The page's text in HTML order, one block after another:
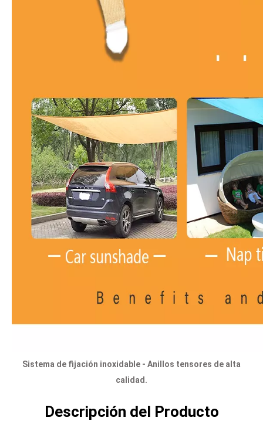
Sistema de fijación inoxidable - Anillos tensores de alta
calidad.
Descripción del Producto